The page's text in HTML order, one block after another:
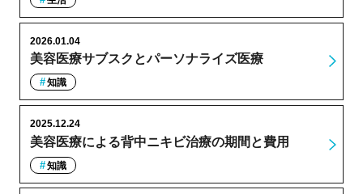
美容医療サブスクとパーソナライズ医療
2026.01.04
知識
美容医療による背中ニキビ治療の期間と費用
2025.12.24
知識